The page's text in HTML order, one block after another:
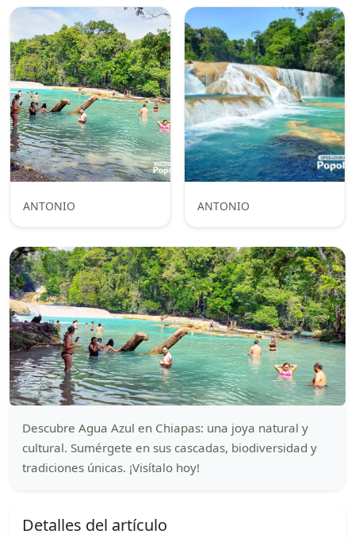
ANTONIO ANTONIO
Descubre Agua Azul en Chiapas: una joya natural y
cultural. Sumérgete en sus cascadas, biodiversidad y
tradiciones únicas. ¡Visítalo hoy!
Detalles del artículo